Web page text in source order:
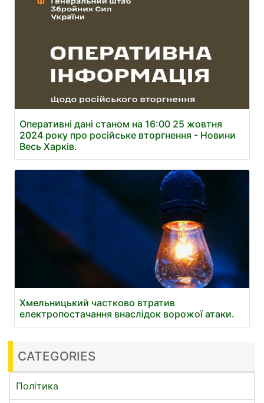
Оперативні дані станом на 16:00 25 жовтня
2024 року про російське вторгнення - Новини
Весь Харків.
Хмельницький частково втратив
електропостачання внаслідок ворожої атаки.
CATEGORIES
Політика